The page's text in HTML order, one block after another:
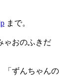
まで。
ゃおのふきだ
「ずんちゃんの